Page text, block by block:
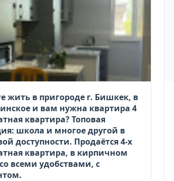
жить в пригороде г. Бишкек, в
и вам нужна квартира 4
квартира? Топовая
школа и многое другой в
доступности. Продаётся 4-х
квартира, в кирпичном
всеми удобствами, с